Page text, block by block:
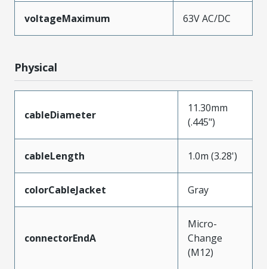
voltageMaximum 63V AC/DC
Physical
cableDiameter
11.30mm
(.445")
cableLength 1.0m (3.28')
colorCableJacket Gray
connectorEndA
Micro-
Change
(M12)